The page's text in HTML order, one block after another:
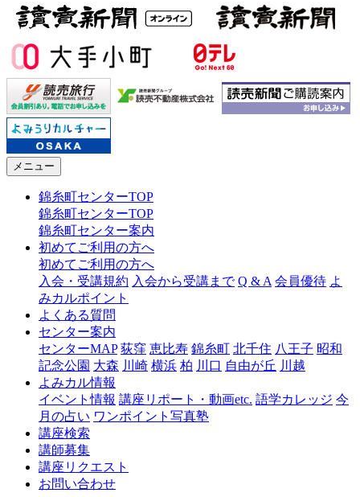
メニュー
錦糸町センターTOP
錦糸町センターTOP
錦糸町センター案内
初めてご利用の方へ
初めてご利用の方へ
入会・受講規約 入会から受講まで Q & A 会員優待 よ
みカルポイント
よくある質問
センター案内
センターMAP 荻窪 恵比寿 錦糸町 北千住 八王子 昭和
記念公園 大森 川崎 横浜 柏 川口 自由が丘 川越
よみカル情報
イベント情報 講座リポート・動画etc. 語学カレッジ 今
月の占い ワンポイント写真塾
講座検索
講師募集
講座リクエスト
お問い合わせ